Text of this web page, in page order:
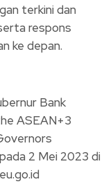
terkini dan
respons
ke depan.
Bank
ASEAN+3
2 Mei 2023 di